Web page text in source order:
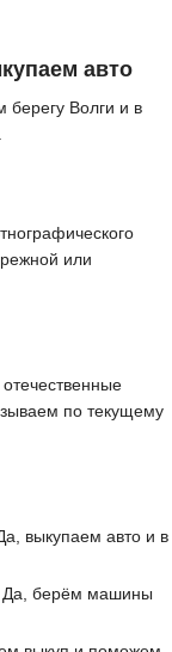
авто
берегу Волги и в
или
по текущему
выкупаем авто и в
Да, берём машины